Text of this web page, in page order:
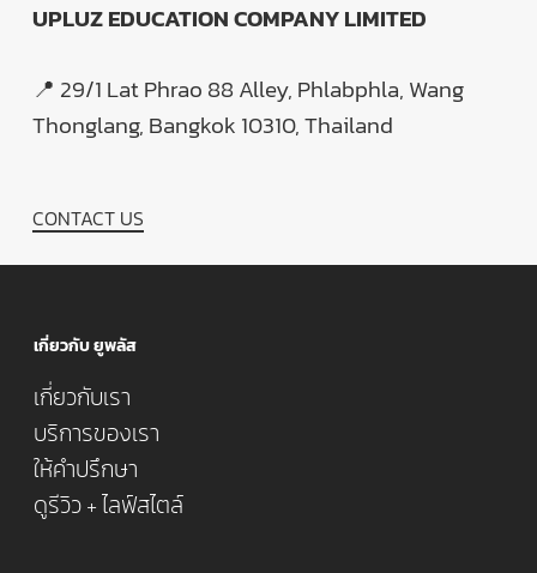
UPLUZ EDUCATION COMPANY LIMITED
📍 29/1 Lat Phrao 88 Alley, Phlabphla, Wang
Thonglang, Bangkok 10310, Thailand
CONTACT US
เกี่ยวกับ ยูพลัส
เกี่ยวกับเรา
บริการของเรา
ให้คำปรึกษา
ดูรีวิว + ไลฟ์สไตล์